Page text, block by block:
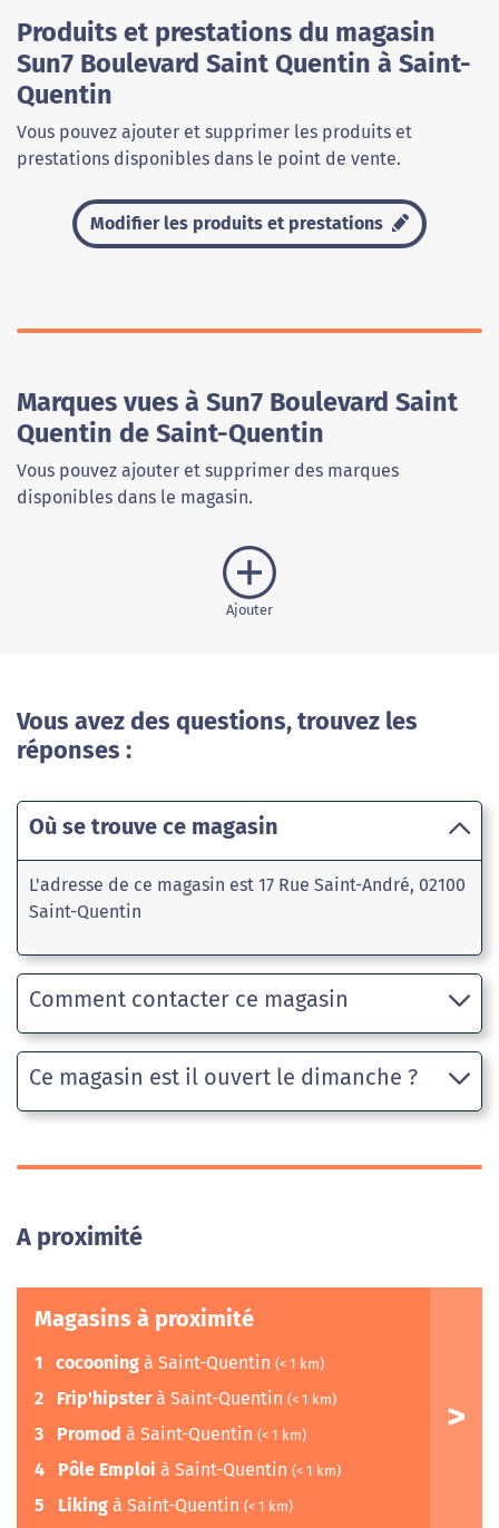
Produits et prestations du magasin
Sun7 Boulevard Saint Quentin à Saint-
Quentin
Vous pouvez ajouter et supprimer les produits et
prestations disponibles dans le point de vente.
Modifier les produits et prestations
Marques vues à Sun7 Boulevard Saint
Quentin de Saint-Quentin
Vous pouvez ajouter et supprimer des marques
disponibles dans le magasin.
Ajouter
Vous avez des questions, trouvez les
réponses :
Où se trouve ce magasin
L'adresse de ce magasin est 17 Rue Saint-André, 02100
Saint-Quentin
Comment contacter ce magasin
Ce magasin est il ouvert le dimanche ?
A proximité
Magasins à proximité
1 cocooning à Saint-Quentin (< 1 km)
2 Frip'hipsterà Saint-Quentin (< 1 km)
3 Promod à Saint-Quentin (< 1 km)
4 Pôle Emploi à Saint-Quentin (< 1 km)
5 Liking à Saint-Quentin (< 1 km)